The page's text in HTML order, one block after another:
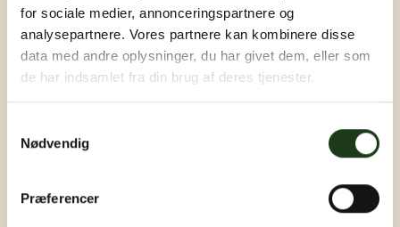
for sociale medier, annonceringspartnere og
analysepartnere. Vores partnere kan kombinere disse
data med andre oplysninger, du har givet dem, eller som
de har indsamlet fra din brug af deres tjenester.
Nødvendig
Præferencer